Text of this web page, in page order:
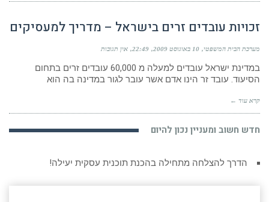
זכויות עובדים זרים בישראל – מדריך למעסיקים
מערכת הבית המשפטי 10 באוגוסט 2009 22:49 אין תגובות
במדינת ישראל עובדים למעלה מ 60,000 עובדים זרים בתחום
הסיעוד. עובד זר הינו אדם אשר עובר לגור במדינה בה הוא
קרא עוד ←
חדש חשוב ומעניין נכון להיום
הדרך להצלחה מתחילה בהכנת תוכנית עסקית יעילה!